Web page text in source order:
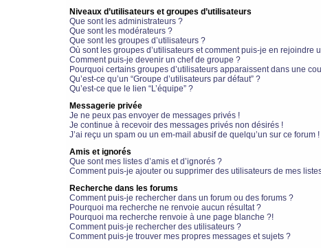
Niveaux d’utilisateurs et groupes d’utilisateurs
Que sont les administrateurs ?
Que sont les modérateurs ?
Que sont les groupes d’utilisateurs ?
Où sont les groupes d’utilisateurs et comment puis-je en rejoindre
Comment puis-je devenir un chef de groupe ?
Pourquoi certains groupes d’utilisateurs apparaissent dans une
Qu’est-ce qu’un “Groupe d’utilisateurs par défaut” ?
Qu’est-ce que le lien “L’équipe” ?
Messagerie privée
Je ne peux pas envoyer de messages privés !
Je continue à recevoir des messages privés non désirés !
J’ai reçu un spam ou un em-mail abusif de quelqu’un sur ce forum !
Amis et ignorés
Que sont mes listes d’amis et d’ignorés ?
Comment puis-je ajouter ou supprimer des utilisateurs de mes
Recherche dans les forums
Comment puis-je rechercher dans un forum ou des forums ?
Pourquoi ma recherche ne renvoie aucun résultat ?
Pourquoi ma recherche renvoie à une page blanche ?!
Comment puis-je rechercher des utilisateurs ?
Comment puis-je trouver mes propres messages et sujets ?